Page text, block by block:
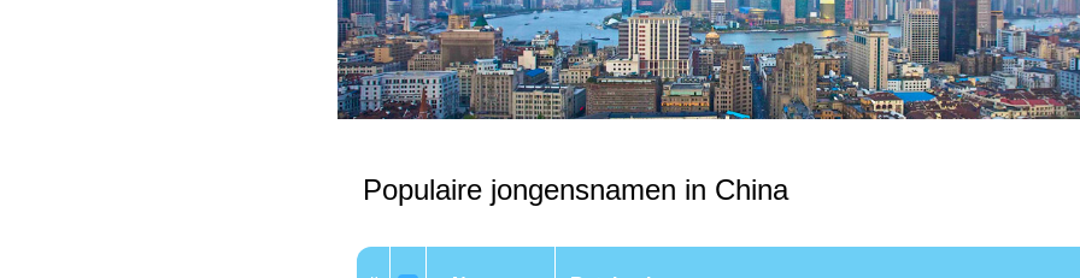
Populaire jongensnamen in China